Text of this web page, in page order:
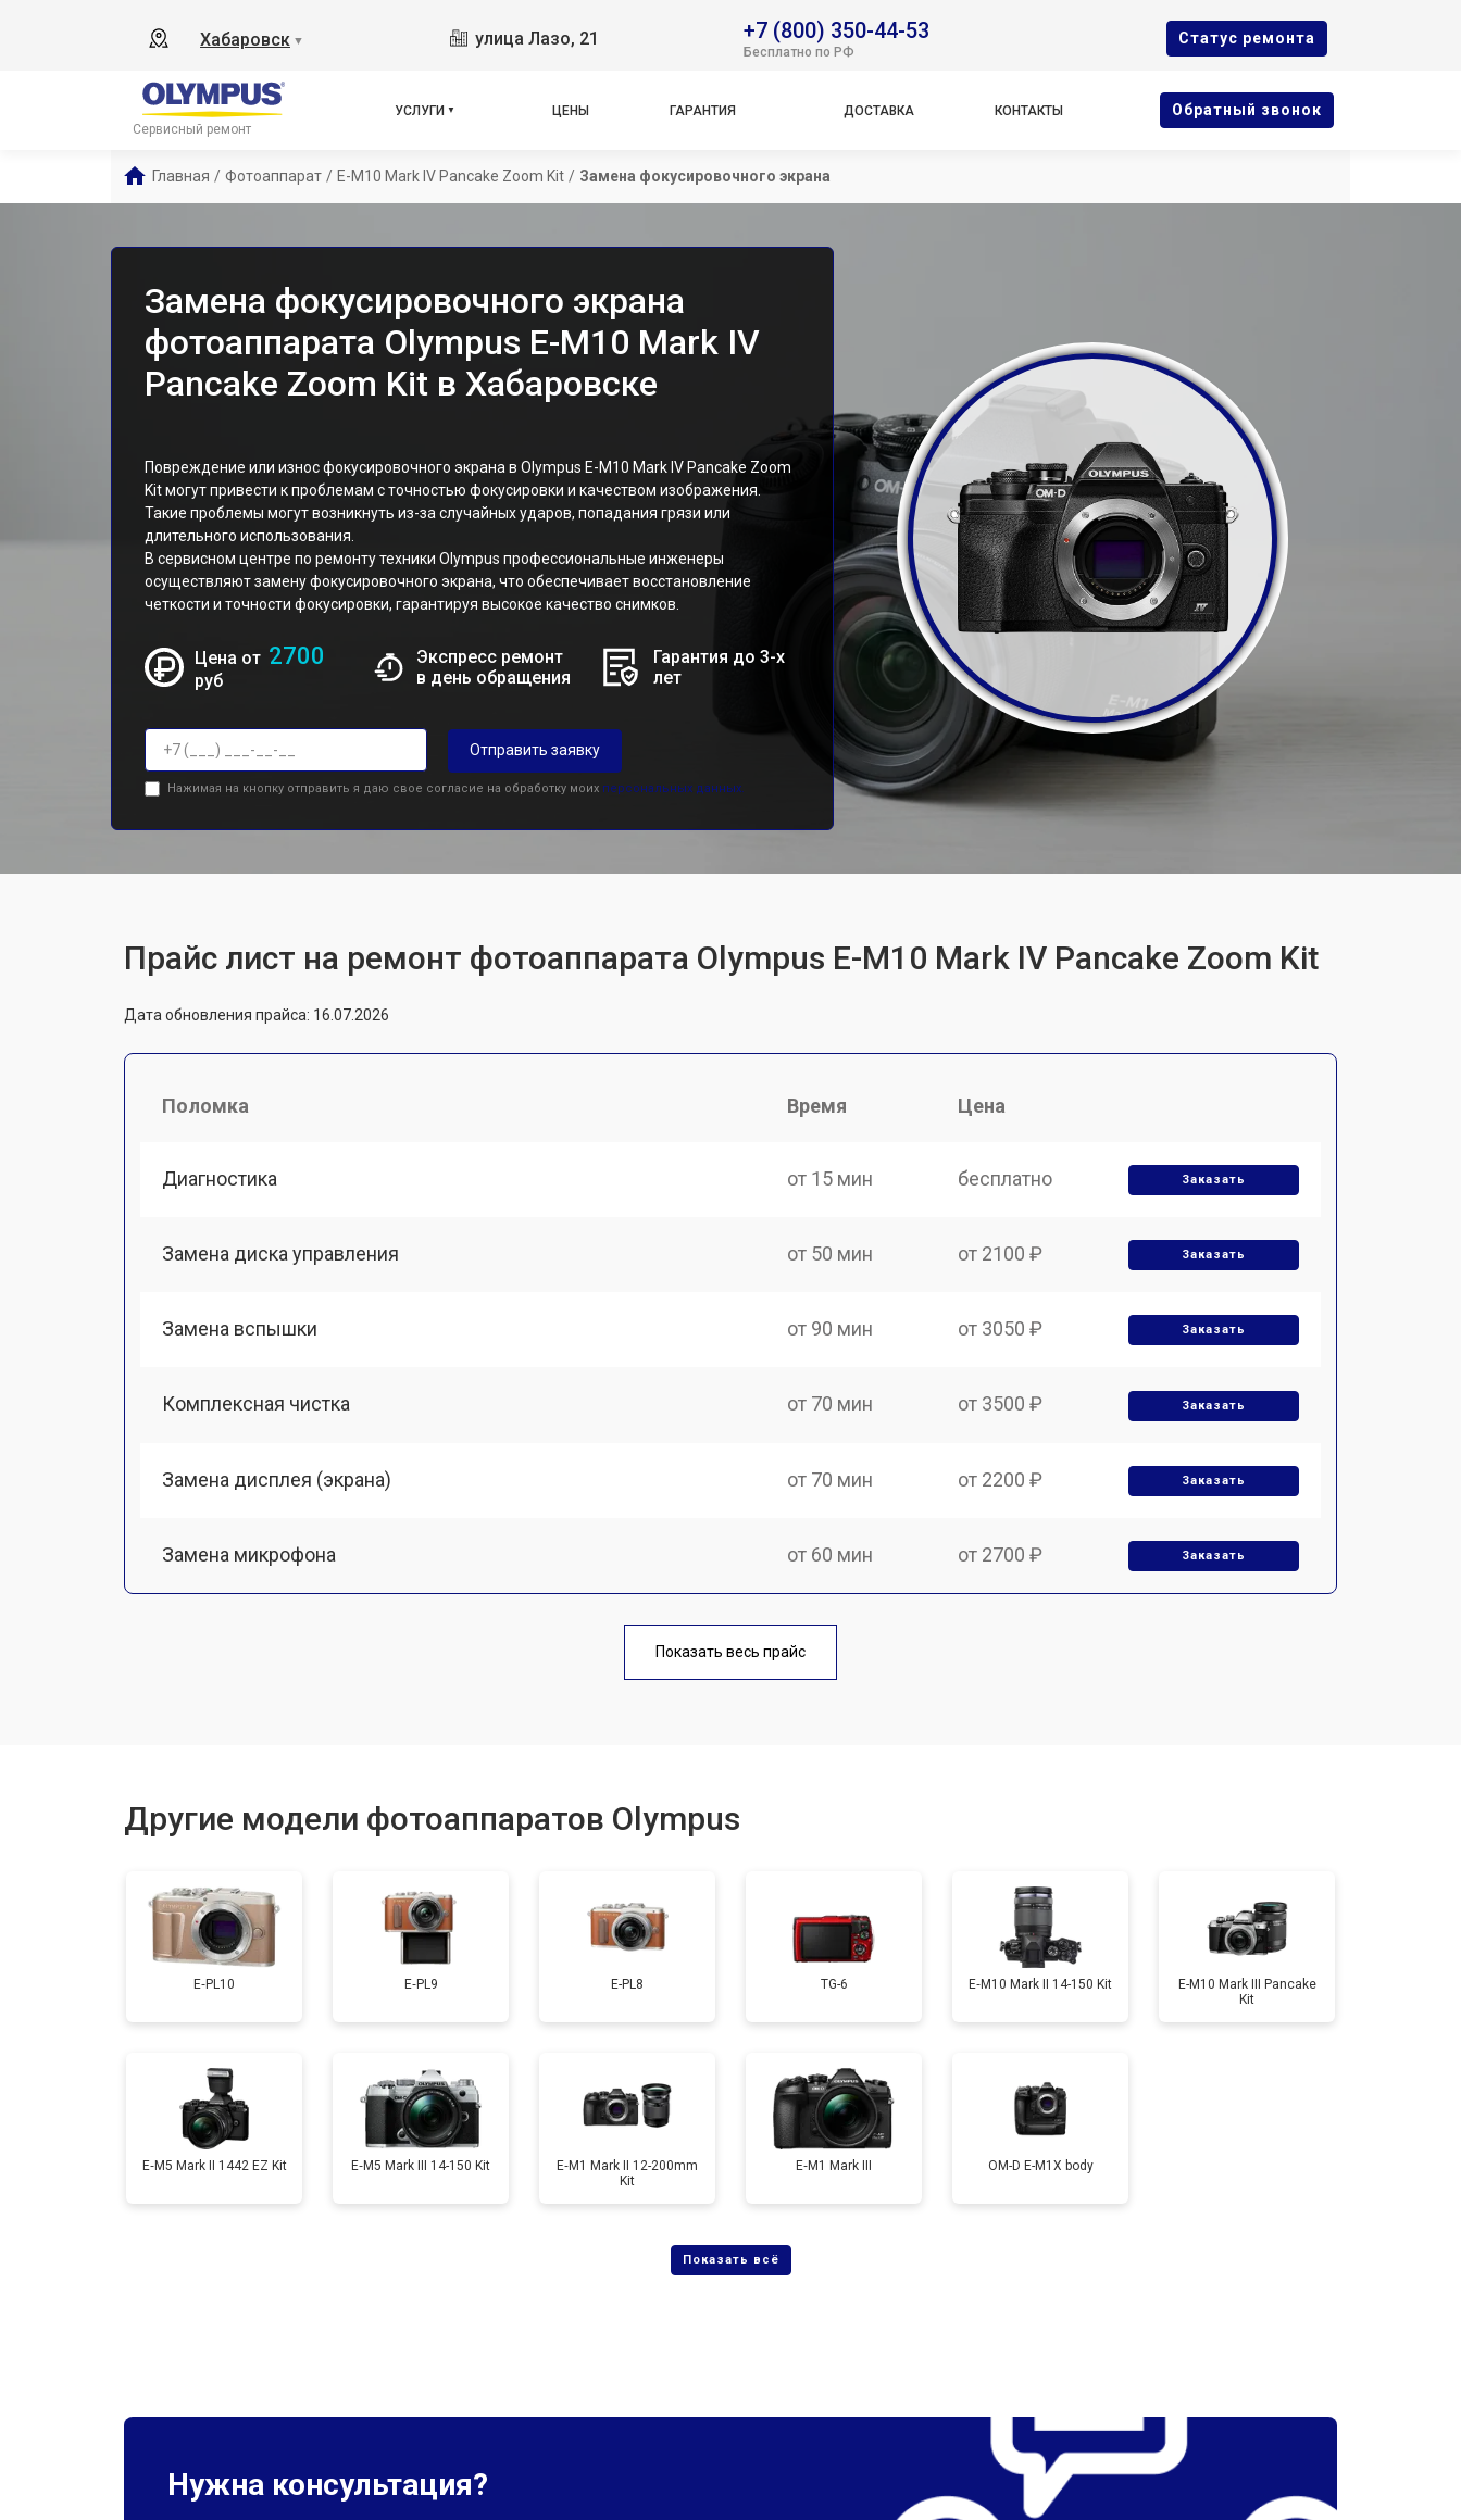
Хабаровск ▼ улица Лазо, 21 +7 (800) 350-44-53
Бесплатно по РФ
Cтатус ремонта
Сервисный ремонт
УСЛУГИ ЦЕНЫ ГАРАНТИЯ ДОСТАВКА КОНТАКТЫ Oбратный звонок
Главная / Фотоаппарат / E-M10 Mark IV Pancake Zoom Kit / Замена фокусировочного экрана
Замена фокусировочного экрана
фотоаппарата Olympus E-M10 Mark IV
Pancake Zoom Kit в Хабаровске
Повреждение или износ фокусировочного экрана в Olympus E-M10 Mark IV Pancake Zoom
Kit могут привести к проблемам с точностью фокусировки и качеством изображения.
Такие проблемы могут возникнуть из-за случайных ударов, попадания грязи или
длительного использования.
В сервисном центре по ремонту техники Olympus профессиональные инженеры
осуществляют замену фокусировочного экрана, что обеспечивает восстановление
четкости и точности фокусировки, гарантируя высокое качество снимков.
Цена от 2700
руб
Экспресс ремонт
в день обращения
Гарантия до 3-х
лет
Отправить заявку
Нажимая на кнопку отправить я даю свое согласие на обработку моих персональных данных.
Прайс лист на ремонт фотоаппарата Olympus E-M10 Mark IV Pancake Zoom Kit
Дата обновления прайса: 16.07.2026
Поломка Время Цена
Диагностика от 15 мин бесплатно Заказать
Замена диска управления от 50 мин от 2100 ₽ Заказать
Замена вспышки от 90 мин от 3050 ₽ Заказать
Комплексная чистка от 70 мин от 3500 ₽ Заказать
Замена дисплея (экрана) от 70 мин от 2200 ₽ Заказать
Замена микрофона от 60 мин от 2700 ₽ Заказать
от 70 мин
Замена CCD/CMOS матрицы от 120 мин от 4300 ₽ Заказать
Заказать
Чистка матрицы от 90 мин от 3100 ₽
Показать весь прайс
Другие модели фотоаппаратов Olympus
E‑PL10 E‑PL9 E-PL8 TG-6 E‑M10 Mark II 14-150 Kit
E-M10 Mark III Pancake
Kit
E‑M5 Mark II 1442 EZ Kit E‑M5 Mark III 14-150 Kit
E‑M1 Mark II 12-200mm
Kit
E‑M1 Mark III OM-D E-M1X body
Нужна консультация?